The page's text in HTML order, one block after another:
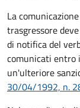
La
trasgressore
di notifica del
comunicati entro
un'ulteriore
30/04/1992, n.